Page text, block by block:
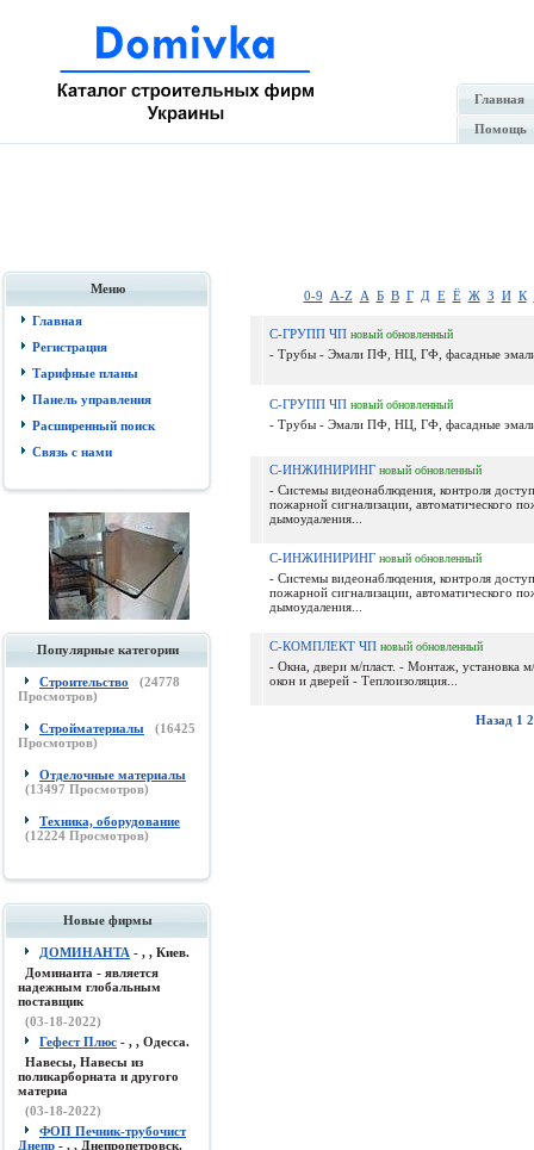
Главная
Помощь
Меню
Главная
Регистрация
Тарифные планы
Панель управления
Расширенный поиск
Связь с нами
Популярные категории
Строительство (24778
Просмотров)
Стройматериалы (16425
Просмотров)
Отделочные материалы
(13497 Просмотров)
Техника, оборудование
(12224 Просмотров)
Новые фирмы
ДОМИНАНТА - , , Киев.
Доминанта - является
надежным глобальным
поставщик
(03-18-2022)
Гефест Плюс - , , Одесса.
Навесы, Навесы из
поликарборната и другого
материа
(03-18-2022)
ФОП Печник-трубочист
Днепр - , , Днепропетровск.
0-9 A-Z А Б В Г Д Е Ё Ж З И К
С-ГРУПП ЧП новый обновленный
- Трубы - Эмали ПФ, НЦ, ГФ, фасадные
С-ГРУПП ЧП новый обновленный
- Трубы - Эмали ПФ, НЦ, ГФ, фасадные
С-ИНЖИНИРИНГ новый обновленный
- Системы видеонаблюдения, контроля
пожарной сигнализации, автоматического
дымоудаления...
С-ИНЖИНИРИНГ новый обновленный
- Системы видеонаблюдения, контроля
пожарной сигнализации, автоматического
дымоудаления...
С-КОМПЛЕКТ ЧП новый обновленный
- Окна, двери м/пласт. - Монтаж, установка
окон и дверей - Теплоизоляция...
Назад 1 2